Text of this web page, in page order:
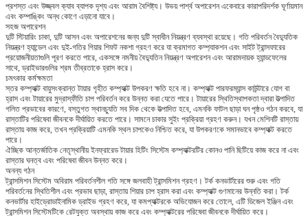
প্রশস্ত এবং উজ্জ্বল ক্যাব ব্যাপক দৃশ্য এবং আরাম বৈশিষ্ট্য। উভয় পার্শ্ব অপারেশন একেবারে কারাপরিদর্শক ঘূর্ণায়মান
এবং কম্পাঙ্কিং অন্ধ কোণে এড়ানো যাবে।
সহজ অপারেশন
দুটি স্টিয়ারিং চাকা, দুটি আসন এবং অপারেশনের জন্য দুটি স্বাধীন নিয়ন্ত্রণ ব্যবস্থা রয়েছে। গতি পরিবর্তন বৈদ্যুতিক
নিয়ন্ত্রণ হ্যান্ডেল এবং দুই-গতির গিয়ার শিফট নকশা গ্রহণ করে যা ক্রমাগত কম্প্যাকশন এবং সাইট ট্রান্সফারের
প্রয়োজনীয়তাগুলি পূরণ করতে পারে, একসঙ্গে নমনীয় বৈদ্যুতিন নিয়ন্ত্রণ অপারেশন এবং আরামদায়ক হ্যান্ডফেলের
সাথে, ড্রাইভারগুলির শ্রম তীব্রতাকে হ্রাস করে।
চমৎকার কর্মক্ষমতা
স্তর কম্প্যাক্ট বায়ুসংক্রান্ত টায়ার গৃহীত কম্প্যাক্ট উপকরণ ক্ষতি হবে না। কম্প্যাক্ট পারফরম্যান্স কাউন্টারে যোগ বা
হ্রাস এবং টায়ারের মুদ্রাস্ফীতি চাপ পরিবর্তন করে উন্নত করা যেতে পারে। টায়ারের স্থিতিস্থাপকতা দ্বারা উত্পাদিত
গলিত প্রভাবের কারণে, বস্তুগত স্থানচ্যুতি সব দিক থেকে উত্পাদিত হবে, এমনকি ফাটল ছাড়া ঘন পৃষ্ঠও গঠন করবে, যা
রাস্তাটির পরিষেবা জীবনকে দীর্ঘায়িত করতে পারে। সামনে চাকার সুইং প্রক্রিয়া গ্রহণ করুন। যখন মেশিনটি রাস্তায়
রাস্তায় কাজ করে, তখন প্রক্রিয়াটি এমনকি স্থল চাপকেও নিশ্চিত করে, যা উপকরণকে সমানভাবে কম্প্যাক্ট করতে
পারে।
ঐচ্ছিক আন্তর্জাতিক নেতৃস্থানীয় ইনফ্রারেড টায়ার হিটিং সিস্টেম কম্প্যাক্টরটির কোনও পানি ছিটিয়ে কাজ করে না এবং
রাস্তার ঘনত্ব এবং পরিষেবা জীবন উন্নত করে।
অনন্য গঠন
ট্রান্সমিশন সিস্টেম অবিরাম পরিবর্তনশীল গতি সঙ্গে জলবাহী ট্রান্সমিশন গ্রহণ। টর্ক কনভার্টারের শুরু এবং গতি
পরিবর্তনের স্থিতিশীল এবং প্রভাব ছাড়া, রাস্তায় শিয়ার চাপ হ্রাস করা এবং কম্প্যাক্ট গুণমানের উন্নতি করা। টর্ক
কনভার্টার হাইড্রোডাইনামিক ড্রাইভ গ্রহণ করে, যা কমপ্যাক্টরকে অভিযোজন করে তোলে, এটি ডিজেল ইঞ্জিন এবং
ট্রান্সমিশন সিস্টেমটিকে রেটযুক্ত অবস্থায় কাজ করে এবং কম্প্যাক্টরের পরিষেবা জীবনকে দীর্ঘায়িত করে।